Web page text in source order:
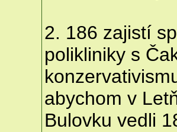
2. 186 zajistí
polikliniky s
abychom v
Bulovku vedli